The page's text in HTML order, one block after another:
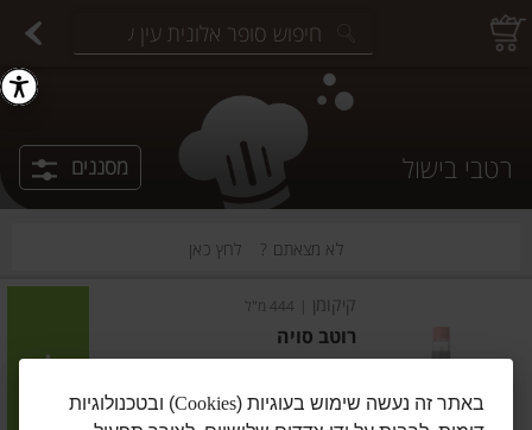
רטבי בישול מסננים
לא מצאתם ? לחץ כאן
קיקומן 444 מ"ל
רוטב סויה
הוסיפו באתר זה נעשה שימוש בעוגיות (Cookies) ובטכנולוגיות